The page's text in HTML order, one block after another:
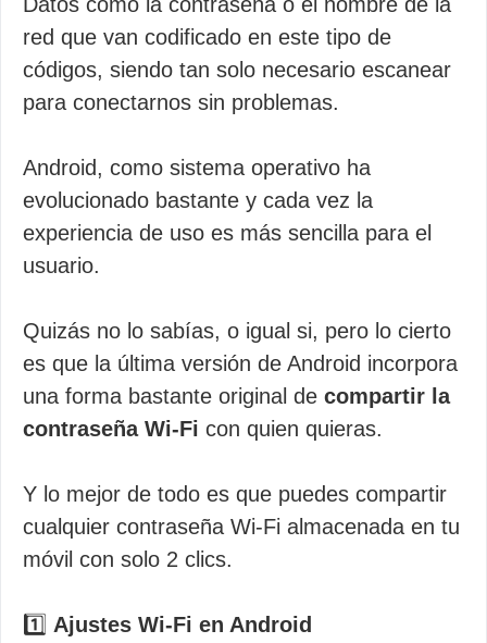
red que van codificado en este tipo de
códigos, siendo tan solo necesario escanear
para conectarnos sin problemas.
Android, como sistema operativo ha
evolucionado bastante y cada vez la
experiencia de uso es más sencilla para el
usuario.
Quizás no lo sabías, o igual si, pero lo cierto
es que la última versión de Android incorpora
una forma bastante original de compartir la
contraseña Wi-Fi con quien quieras.
Y lo mejor de todo es que puedes compartir
cualquier contraseña Wi-Fi almacenada en tu
móvil con solo 2 clics.
1️⃣ Ajustes Wi-Fi en Android